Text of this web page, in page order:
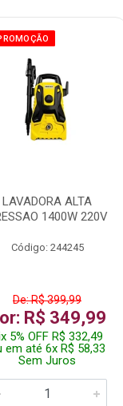
LAVADORA ALTA
1400W 220V
Código: 244245
De: R$ 399,99
R$ 349,99
5% OFF R$ 332,49
em até 6x R$ 58,33
Sem Juros